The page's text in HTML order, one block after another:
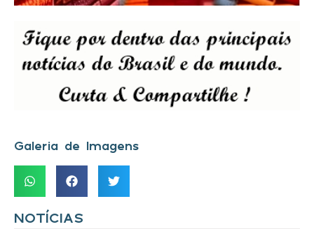
Galeria de Imagens
NOTÍCIAS